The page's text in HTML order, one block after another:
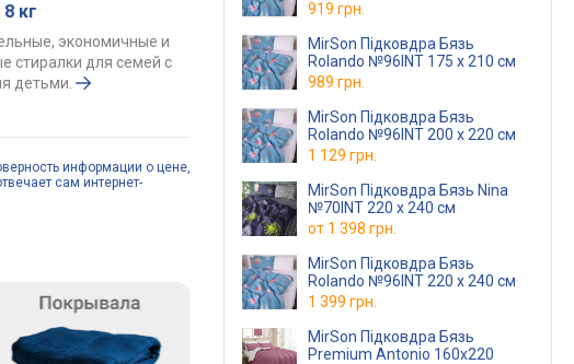
кг
экономичные и
стиралки для семей с
детьми.
информации о цене,
сам интернет-
919 грн.
MirSon Підковдра Бязь
Rolando №96INT 175 x 210 см
989 грн.
MirSon Підковдра Бязь
Rolando №96INT 200 x 220 см
1 129 грн.
MirSon Підковдра Бязь Nina
№70INT 220 x 240 см
от 1 398 грн.
MirSon Підковдра Бязь
Rolando №96INT 220 x 240 см
1 399 грн.
MirSon Підковдра Бязь
Premium Antonio 160х220